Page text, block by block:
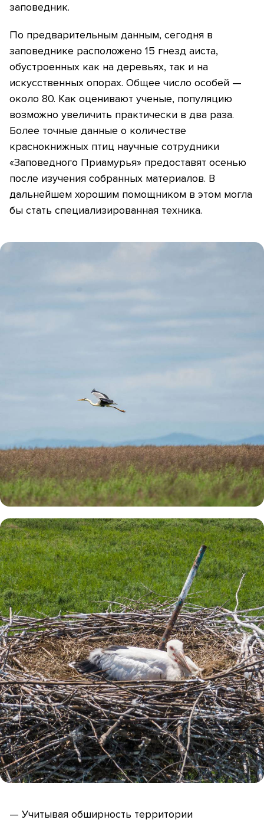
заповедник.
По предварительным данным, сегодня в
заповеднике расположено 15 гнезд аиста,
обустроенных как на деревьях, так и на
искусственных опорах. Общее число особей —
около 80. Как оценивают ученые, популяцию
возможно увеличить практически в два раза.
Более точные данные о количестве
краснокнижных птиц научные сотрудники
«Заповедного Приамурья» предоставят осенью
после изучения собранных материалов. В
дальнейшем хорошим помощником в этом могла
бы стать специализированная техника.
— Учитывая обширность территории